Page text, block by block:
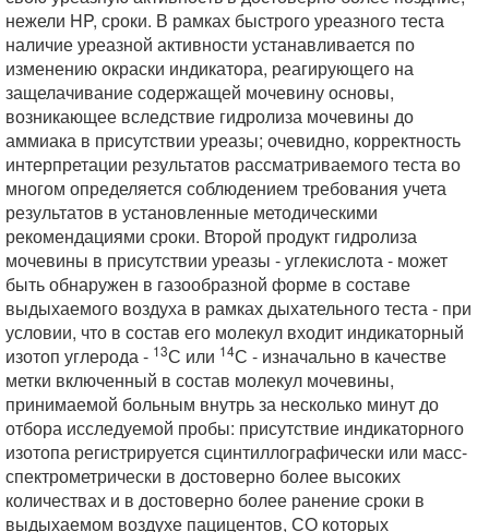
нежели HP, сроки. В рамках быстрого уреазного теста
наличие уреазной активности устанавливается по
изменению окраски индикатора, реагирующего на
защелачивание содержащей мочевину основы,
возникающее вследствие гидролиза мочевины до
аммиака в присутствии уреазы; очевидно, корректность
интерпретации результатов рассматриваемого теста во
многом определяется соблюдением требования учета
результатов в установленные методическими
рекомендациями сроки. Второй продукт гидролиза
мочевины в присутствии уреазы - углекислота - может
быть обнаружен в газообразной форме в составе
выдыхаемого воздуха в рамках дыхательного теста - при
условии, что в состав его молекул входит индикаторный
изотоп углерода - 13С или 14С - изначально в качестве
метки включенный в состав молекул мочевины,
принимаемой больным внутрь за несколько минут до
отбора исследуемой пробы: присутствие индикаторного
изотопа регистрируется сцинтиллографически или масс-
спектрометрически в достоверно более высоких
количествах и в достоверно более ранение сроки в
выдыхаемом воздухе пацицентов, СО которых